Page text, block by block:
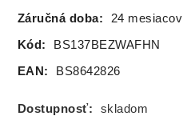
Záručná doba: 24 mesiacov
Kód: BS137BEZWAFHN
EAN: BS8642826
Dostupnosť: skladom